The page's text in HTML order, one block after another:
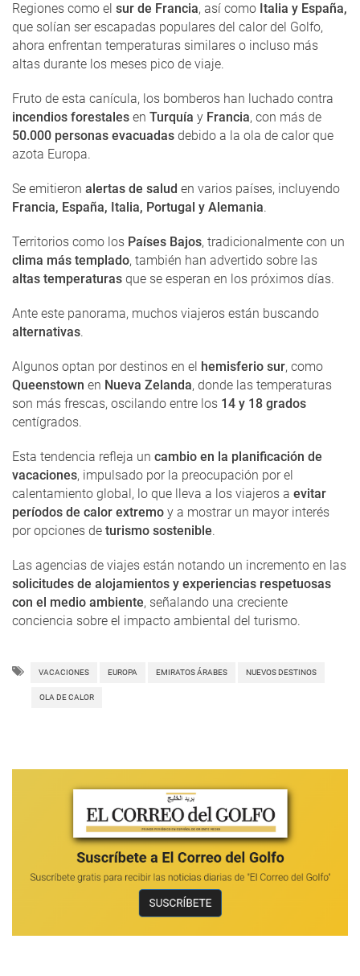
Regiones como el sur de Francia, así como Italia y España,
que solían ser escapadas populares del calor del Golfo,
ahora enfrentan temperaturas similares o incluso más
altas durante los meses pico de viaje.
Fruto de esta canícula, los bomberos han luchado contra
incendios forestales en Turquía y Francia, con más de
50.000 personas evacuadas debido a la ola de calor que
azota Europa.
Se emitieron alertas de salud en varios países, incluyendo
Francia, España, Italia, Portugal y Alemania.
Territorios como los Países Bajos, tradicionalmente con un
clima más templado, también han advertido sobre las
altas temperaturas que se esperan en los próximos días.
Ante este panorama, muchos viajeros están buscando
alternativas.
Algunos optan por destinos en el hemisferio sur, como
Queenstown en Nueva Zelanda, donde las temperaturas
son más frescas, oscilando entre los 14 y 18 grados
centígrados.
Esta tendencia refleja un cambio en la planificación de
vacaciones, impulsado por la preocupación por el
calentamiento global, lo que lleva a los viajeros a evitar
períodos de calor extremo y a mostrar un mayor interés
por opciones de turismo sostenible.
Las agencias de viajes están notando un incremento en las
solicitudes de alojamientos y experiencias respetuosas
con el medio ambiente, señalando una creciente
conciencia sobre el impacto ambiental del turismo.
VACACIONES EUROPA EMIRATOS ÁRABES NUEVOS DESTINOS
OLA DE CALOR